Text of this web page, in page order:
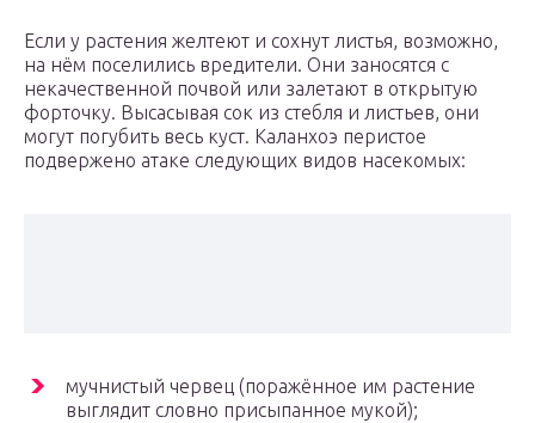
Если у растения желтеют и сохнут листья, возможно,
на нём поселились вредители. Они заносятся с
некачественной почвой или залетают в открытую
форточку. Высасывая сок из стебля и листьев, они
могут погубить весь куст. Каланхоэ перистое
подвержено атаке следующих видов насекомых:
мучнистый червец (поражённое им растение
выглядит словно присыпанное мукой);